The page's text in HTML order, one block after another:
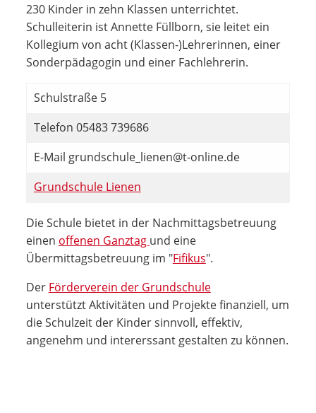
230 Kinder in zehn Klassen unterrichtet.
Schulleiterin ist Annette Füllborn, sie leitet ein
Kollegium von acht (Klassen-)Lehrerinnen, einer
Sonderpädagogin und einer Fachlehrerin.
Schulstraße 5
Telefon 05483 739686
E-Mail grundschule_lienen@t-online.de
Grundschule Lienen
Die Schule bietet in der Nachmittagsbetreuung
einen offenen Ganztag und eine
Übermittagsbetreuung im "Fifikus".
Der Förderverein der Grundschule
unterstützt Aktivitäten und Projekte finanziell, um
die Schulzeit der Kinder sinnvoll, effektiv,
angenehm und intererssant gestalten zu können.